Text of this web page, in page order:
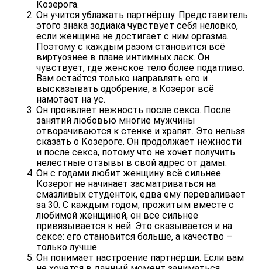
Козерога.
Он учится ублажать партнёршу. Представитель
этого знака зодиака чувствует себя неловко,
если женщина не достигает с ним оргазма.
Поэтому с каждым разом становится всё
виртуознее в плане интимных ласк. Он
чувствует, где женское тело более податливо.
Вам остаётся только направлять его и
высказывать одобрение, а Козерог всё
намотает на ус.
Он проявляет нежность после секса. После
занятий любовью многие мужчины
отворачиваются к стенке и храпят. Это нельзя
сказать о Козероге. Он продолжает нежности
и после секса, потому что не хочет получить
нелестные отзывы в свой адрес от дамы.
Он с годами любит женщину всё сильнее.
Козерог не начинает засматриваться на
смазливых студенток, едва ему переваливает
за 30. С каждым годом, прожитым вместе с
любимой женщиной, он всё сильнее
привязывается к ней. Это сказывается и на
сексе: его становится больше, а качество –
только лучше.
Он понимает настроение партнёрши. Если вам